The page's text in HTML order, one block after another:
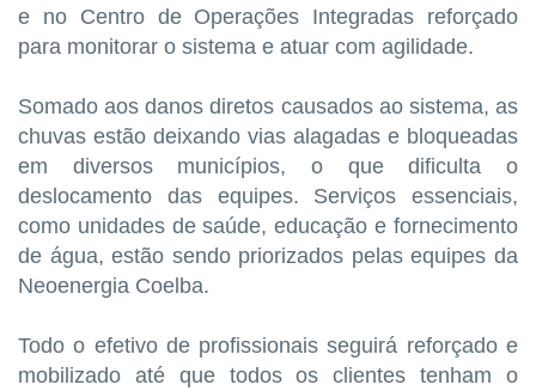
e no Centro de Operações Integradas reforçado
para monitorar o sistema e atuar com agilidade.
Somado aos danos diretos causados ao sistema, as
chuvas estão deixando vias alagadas e bloqueadas
em diversos municípios, o que dificulta o
deslocamento das equipes. Serviços essenciais,
como unidades de saúde, educação e fornecimento
de água, estão sendo priorizados pelas equipes da
Neoenergia Coelba.
Todo o efetivo de profissionais seguirá reforçado e
mobilizado até que todos os clientes tenham o